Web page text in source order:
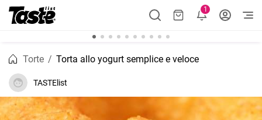
1
Torte Torta allo yogurt semplice e veloce
TASTElist